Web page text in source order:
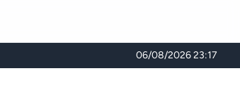
06/08/2026 23:17